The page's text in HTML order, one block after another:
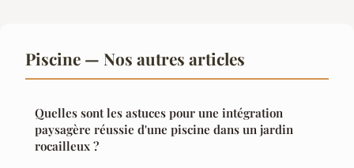
Piscine — Nos autres articles
Quelles sont les astuces pour une intégration
paysagère réussie d'une piscine dans un jardin
rocailleux ?